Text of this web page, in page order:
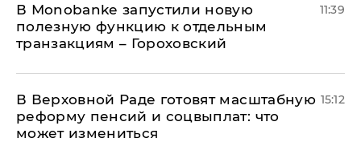
В Мonobankе запустили новую
полезную функцию к отдельным
транзакциям – Гороховский
11:39
В Верховной Раде готовят масштабную
реформу пенсий и соцвыплат: что
может измениться
15:12